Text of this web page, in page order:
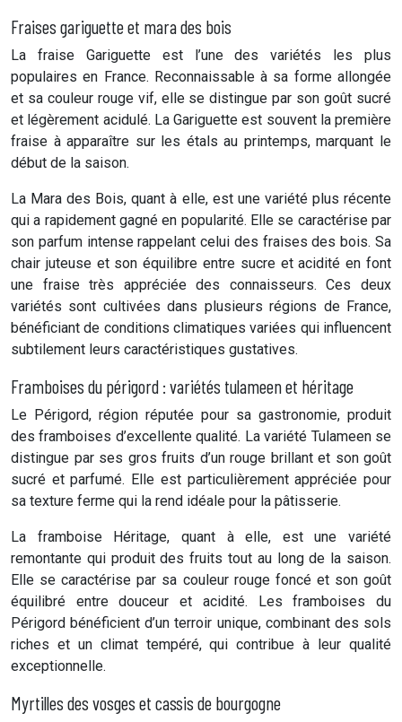
Fraises gariguette et mara des bois
La fraise Gariguette est l’une des variétés les plus
populaires en France. Reconnaissable à sa forme allongée
et sa couleur rouge vif, elle se distingue par son goût sucré
et légèrement acidulé. La Gariguette est souvent la première
fraise à apparaître sur les étals au printemps, marquant le
début de la saison.
La Mara des Bois, quant à elle, est une variété plus récente
qui a rapidement gagné en popularité. Elle se caractérise par
son parfum intense rappelant celui des fraises des bois. Sa
chair juteuse et son équilibre entre sucre et acidité en font
une fraise très appréciée des connaisseurs. Ces deux
variétés sont cultivées dans plusieurs régions de France,
bénéficiant de conditions climatiques variées qui influencent
subtilement leurs caractéristiques gustatives.
Framboises du périgord : variétés tulameen et héritage
Le Périgord, région réputée pour sa gastronomie, produit
des framboises d’excellente qualité. La variété Tulameen se
distingue par ses gros fruits d’un rouge brillant et son goût
sucré et parfumé. Elle est particulièrement appréciée pour
sa texture ferme qui la rend idéale pour la pâtisserie.
La framboise Héritage, quant à elle, est une variété
remontante qui produit des fruits tout au long de la saison.
Elle se caractérise par sa couleur rouge foncé et son goût
équilibré entre douceur et acidité. Les framboises du
Périgord bénéficient d’un terroir unique, combinant des sols
riches et un climat tempéré, qui contribue à leur qualité
exceptionnelle.
Myrtilles des vosges et cassis de bourgogne